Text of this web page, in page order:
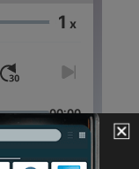
1 x
00:00